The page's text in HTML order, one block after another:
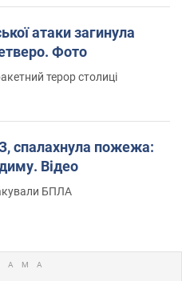
атаки загинула
Фото
терор столиці
спалахнула пожежа:
Відео
БПЛА